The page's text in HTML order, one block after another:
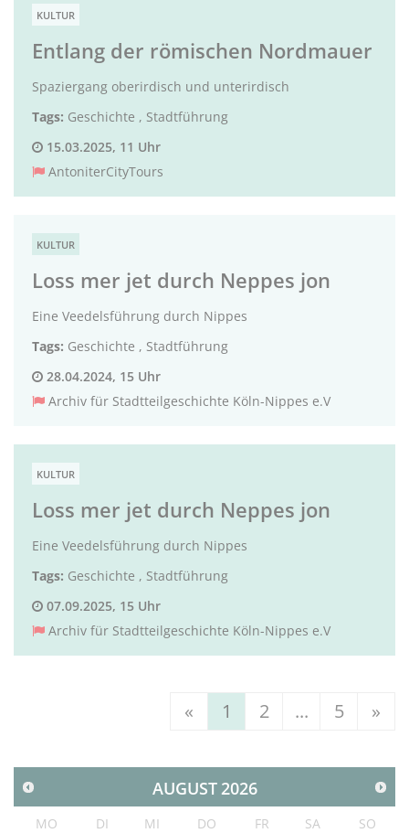
KULTUR
Entlang der römischen Nordmauer
Spaziergang oberirdisch und unterirdisch
Tags: Geschichte , Stadtführung
15.03.2025, 11 Uhr
AntoniterCityTours
KULTUR
Loss mer jet durch Neppes jon
Eine Veedelsführung durch Nippes
Tags: Geschichte , Stadtführung
28.04.2024, 15 Uhr
Archiv für Stadtteilgeschichte Köln-Nippes e.V
KULTUR
Loss mer jet durch Neppes jon
Eine Veedelsführung durch Nippes
Tags: Geschichte , Stadtführung
07.09.2025, 15 Uhr
Archiv für Stadtteilgeschichte Köln-Nippes e.V
« 1 2 ... 5 »
AUGUST 2026
MO DI MI DO FR SA
SO